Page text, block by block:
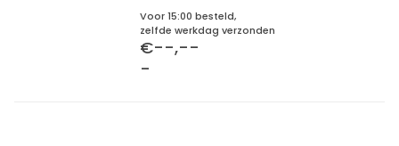
Voor 15:00 besteld,
zelfde werkdag verzonden
€--,--
-